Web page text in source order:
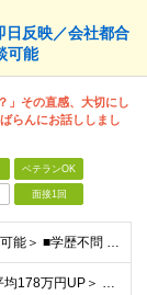
日反映／会社都合
可能
」その直感、大切にし
らんにお話ししまし
ベテランOK
面接1回
＜Web面談1回のみ★即日内定可能＞ ■学歴不問 ■エンジニアとしての実務経験1年以上 （開発・インフラ・技術・工程など不問）
＜当社に転職した社員は年収平均178万円UP＞ 月給45万円～120万円＋賞与＋各手当 ※経験・能力などを考慮の上、決定します ※案件の契約内容（月単金など）や昇給、賞与額はすべてシステム上で開示し